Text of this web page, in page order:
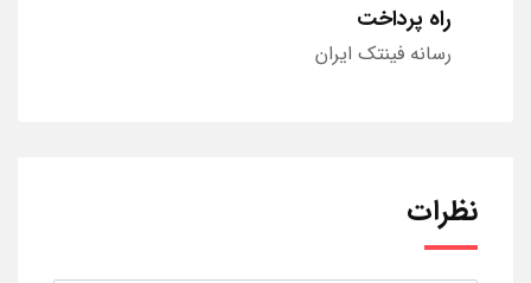
راه پرداخت
رسانه فینتک ایران
نظرات